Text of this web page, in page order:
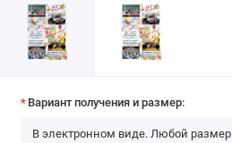
Вариант получения и размер:
В электронном виде. Любой размер